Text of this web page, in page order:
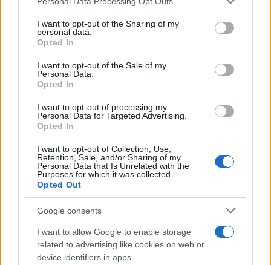
not limited to your visit or usage behaviour. You may click to
grant or deny consent to Google and its third-party tags to
use your data for below specified purposes in below Google
consent section.
I want to opt-out of the Sharing of my
personal data.
Opted In
I want to opt-out of the Sale of my
Personal Data.
Opted In
I want to opt-out of processing my
Personal Data for Targeted Advertising.
Opted In
I want to opt-out of Collection, Use,
Retention, Sale, and/or Sharing of my
Personal Data that Is Unrelated with the
Purposes for which it was collected.
Opted Out
Google consents
I want to allow Google to enable storage
related to advertising like cookies on web or
device identifiers in apps.
sull'analisi documentale. Vicedirettrice, porta
un dettaglio personale riconoscibile: una
mappa manoscritta dei rioni fiorentini nella sua
agenda.